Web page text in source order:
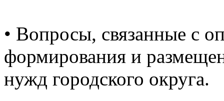
• Вопросы, связанные с
формирования и
нужд городского округа.